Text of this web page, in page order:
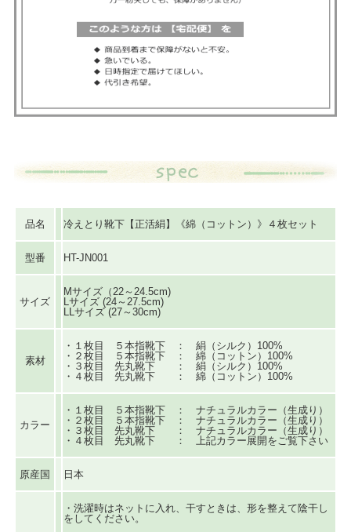
品名 冷えとり靴下【正活絹】《綿（コットン）》４枚セット
型番 HT-JN001
サイズ
Mサイズ（22～24.5cm)
Lサイズ (24～27.5cm)
LLサイズ (27～30cm)
素材
・１枚目 ５本指靴下 ： 絹（シルク）100%
・２枚目 ５本指靴下 ： 綿（コットン）100%
・３枚目 先丸靴下 ： 絹（シルク）100%
・４枚目 先丸靴下 ： 綿（コットン）100%
カラー
・１枚目 ５本指靴下 ： ナチュラルカラー（生成り）
・２枚目 ５本指靴下 ： ナチュラルカラー（生成り）
・３枚目 先丸靴下 ： ナチュラルカラー（生成り）
・４枚目 先丸靴下 ： 上記カラー展開をご覧下さい
原産国 日本
・洗濯時はネットに入れ、干すときは、形を整えて陰干し
をしてください。